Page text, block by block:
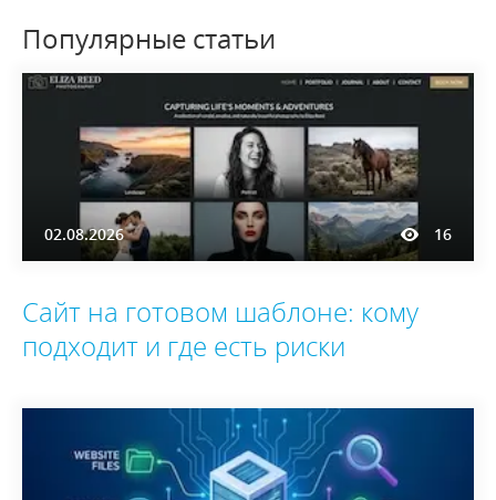
Популярные статьи
02.08.2026 16
Сайт на готовом шаблоне: кому
подходит и где есть риски